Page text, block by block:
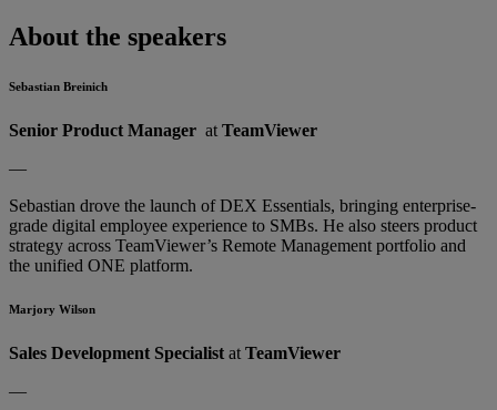
About the speakers
Sebastian Breinich
Senior Product Manager at TeamViewer
—
Sebastian drove the launch of DEX Essentials, bringing enterprise-
grade digital employee experience to SMBs. He also steers product
strategy across TeamViewer’s Remote Management portfolio and
the unified ONE platform.
Marjory Wilson
Sales Development Specialist atTeamViewer
—